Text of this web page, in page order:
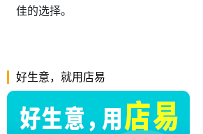
佳的选择。
好生意，就用店易